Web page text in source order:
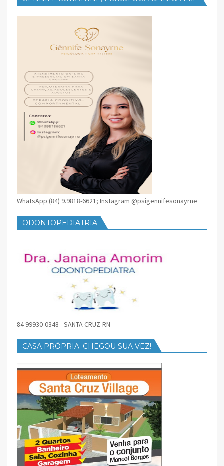
WhatsApp (84) 9.9818-6621; Instagram @psigennifesonayrne
ODONTOPEDIATRIA
84 99930-0348 - SANTA CRUZ-RN
CASA PRÓPRIA: CHEGOU SUA VEZ!